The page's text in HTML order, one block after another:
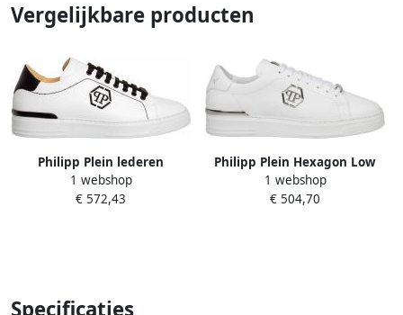
Vergelijkbare producten
Philipp Plein lederen
sneakers met lage top Wit
Heren
1 webshop
€ 572,43
Philipp Plein Hexagon Low
Top Sneakers Wit Heren
1 webshop
€ 504,70